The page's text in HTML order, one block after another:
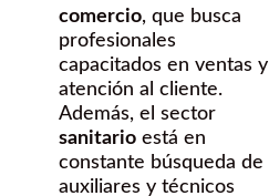
comercio, que busca
profesionales
capacitados en ventas y
atención al cliente.
Además, el sector
sanitario está en
constante búsqueda de
auxiliares y técnicos